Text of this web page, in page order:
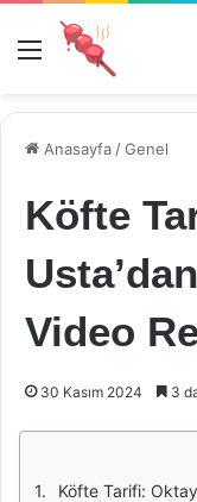
Menü
Anasayfa /Genel
Köfte
Video
30 Kasım 2024 3
Köfte Tarifi: